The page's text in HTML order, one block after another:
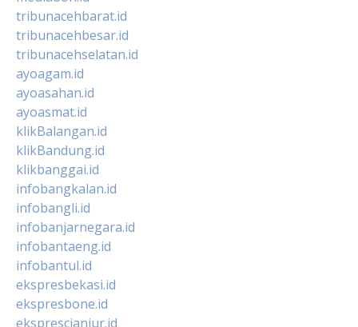
tribunacehbarat.id
tribunacehbesar.id
tribunacehselatan.id
ayoagam.id
ayoasahan.id
ayoasmat.id
klikBalangan.id
klikBandung.id
klikbanggai.id
infobangkalan.id
infobangli.id
infobanjarnegara.id
infobantaeng.id
infobantul.id
ekspresbekasi.id
ekspresbone.id
eksprescianjur.id